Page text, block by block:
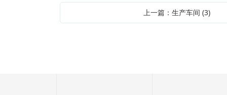
上一篇：生产车间 (3)